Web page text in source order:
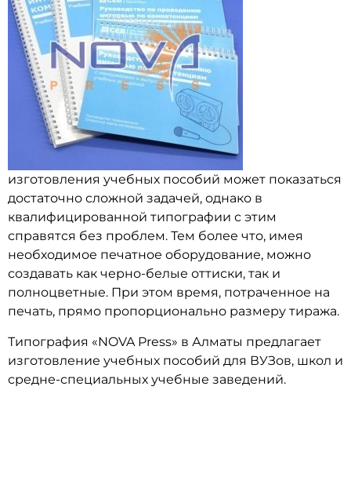
изготовления учебных пособий может показаться
достаточно сложной задачей, однако в
квалифицированной типографии с этим
справятся без проблем. Тем более что, имея
необходимое печатное оборудование, можно
создавать как черно-белые оттиски, так и
полноцветные. При этом время, потраченное на
печать, прямо пропорционально размеру тиража.
Типография «NOVA Press» в Алматы предлагает
изготовление учебных пособий для ВУЗов, школ и
средне-специальных учебные заведений.